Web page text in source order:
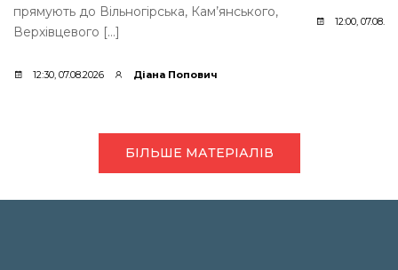
прямують до Вільногірська, Кам’янського,
Верхівцевого […]
12:30, 07.08.2026 Діана Попович
12:00,
БІЛЬШЕ МАТЕРІАЛІВ